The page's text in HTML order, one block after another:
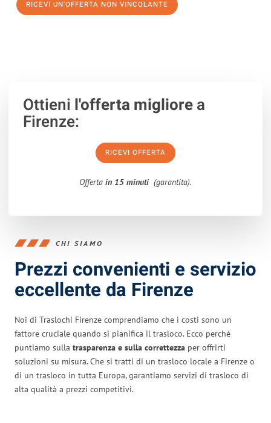
RICEVI UN'OFFERTA NON VINCOLANTE
Ottieni l'offerta migliorea
Firenze:
RICEVI OFFERTA
Offerta in 15 minuti (garantita).
CHI SIAMO
Prezzi convenienti e servizio
eccellente da Firenze
Noi di Traslochi Firenze comprendiamo che i costi sono un
fattore cruciale quando si pianifica il trasloco. Ecco perché
puntiamo sulla trasparenza e sulla correttezza per offrirti
soluzioni su misura. Che si tratti di un trasloco locale a Firenze o
di un trasloco in tutta Europa, garantiamo servizi di trasloco di
alta qualità a prezzi competitivi.